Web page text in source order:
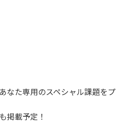
なた専用のスペシャル課題をプ
掲載予定！